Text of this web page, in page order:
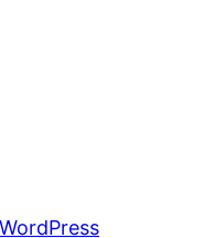
WordPress